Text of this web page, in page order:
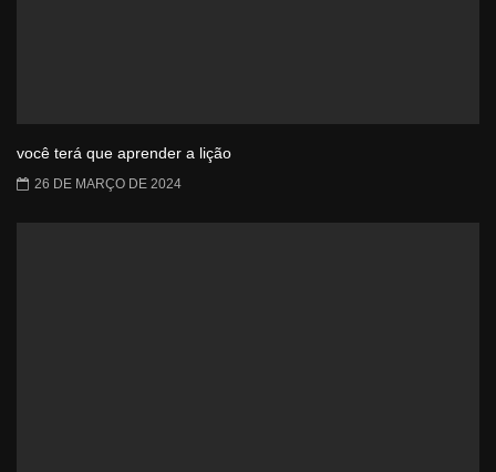
você terá que aprender a lição
26 DE MARÇO DE 2024